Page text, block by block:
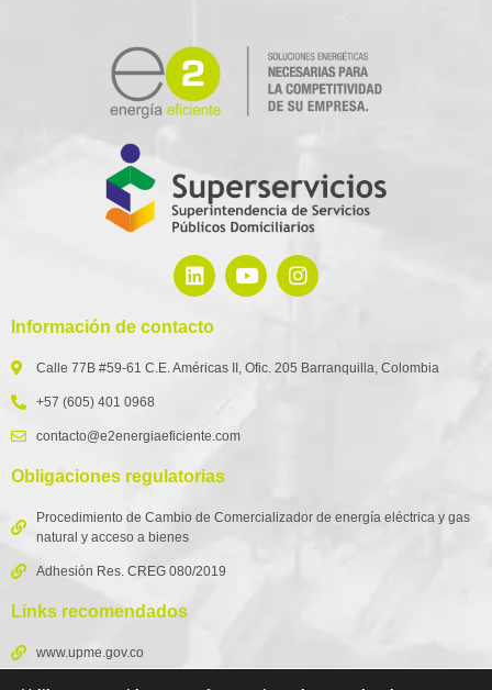
Información de contacto
Calle 77B #59-61 C.E. Américas II, Ofic. 205 Barranquilla, Colombia
+57 (605) 401 0968
contacto@e2energiaeficiente.com
Obligaciones regulatorias
Procedimiento de Cambio de Comercializador de energía eléctrica y gas
natural y acceso a bienes
Adhesión Res. CREG 080/2019
Links recomendados
www.upme.gov.co
www.superservicios.gov.co